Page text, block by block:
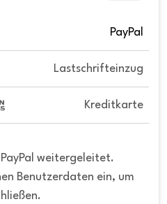
PayPal
Lastschrifteinzug
Kreditkarte
weitergeleitet.
Benutzerdaten ein, um